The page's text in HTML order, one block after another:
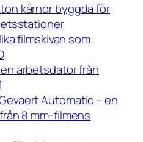
kärnor byggda för
filmskivan som
en arbetsdator från
Automatic – en
8 mm-filmens